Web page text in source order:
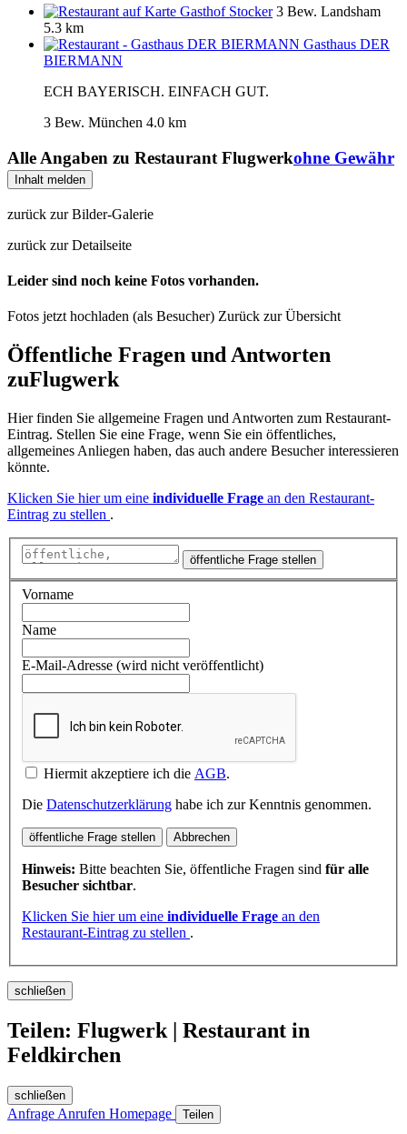
Gasthof Stocker 3 Bew. Landsham
5.3 km
Gasthaus DER
BIERMANN
ECH BAYERISCH. EINFACH GUT.
3 Bew. München 4.0 km
Alle Angaben zu Restaurant Flugwerkohne Gewähr
Inhalt melden
zurück zur Bilder-Galerie
zurück zur Detailseite
Leider sind noch keine Fotos vorhanden.
Fotos jetzt hochladen (als Besucher) Zurück zur Übersicht
Öffentliche Fragen und Antworten
zuFlugwerk
Hier finden Sie allgemeine Fragen und Antworten zum Restaurant-
Eintrag. Stellen Sie eine Frage, wenn Sie ein öffentliches,
allgemeines Anliegen haben, das auch andere Besucher interessieren
könnte.
Klicken Sie hier um eine individuelle Frage an den Restaurant-
Eintrag zu stellen .
öffentliche Frage stellen
Vorname
Name
E-Mail-Adresse (wird nicht veröffentlicht)
Hiermit akzeptiere ich die AGB.
Die Datenschutzerklärung habe ich zur Kenntnis genommen.
öffentliche Frage stellen Abbrechen
Hinweis: Bitte beachten Sie, öffentliche Fragen sind für alle
Besucher sichtbar.
Klicken Sie hier um eine individuelle Frage an den
Restaurant-Eintrag zu stellen .
schließen
Teilen: Flugwerk | Restaurant in
Feldkirchen
schließen
Anfrage Anrufen Homepage Teilen